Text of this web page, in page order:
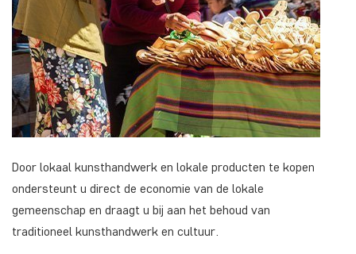
Door lokaal kunsthandwerk en lokale producten te kopen
ondersteunt u direct de economie van de lokale
gemeenschap en draagt u bij aan het behoud van
traditioneel kunsthandwerk en cultuur.